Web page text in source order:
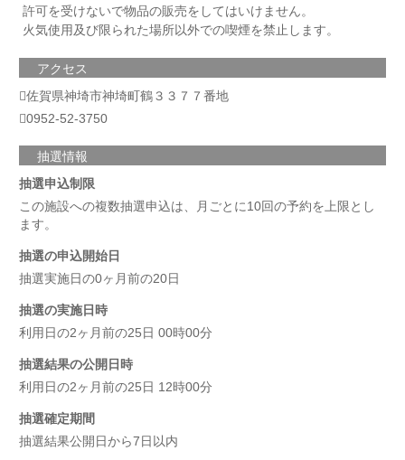
許可を受けないで物品の販売をしてはいけません。
火気使用及び限られた場所以外での喫煙を禁止します。
アクセス
佐賀県神埼市神埼町鶴３３７７番地
0952-52-3750
抽選情報
抽選申込制限
この施設への複数抽選申込は、月ごとに10回の予約を上限とし
ます。
抽選の申込開始日
抽選実施日の0ヶ月前の20日
抽選の実施日時
利用日の2ヶ月前の25日 00時00分
抽選結果の公開日時
利用日の2ヶ月前の25日 12時00分
抽選確定期間
抽選結果公開日から7日以内